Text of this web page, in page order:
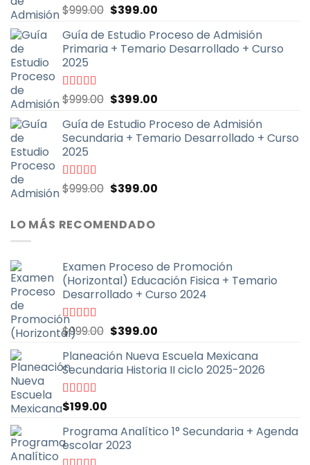
Valorado
con
5
$999.00 El
original
era:
$399.00El
actual
es:
Guía de Estudio Proceso de Admisión
Primaria + Temario Desarrollado + Curso
2025
Valorado
con
5
$999.00 El
original
era:
$399.00El
actual
es:
Guía de Estudio Proceso de Admisión
Secundaria + Temario Desarrollado + Curso
2025
Valorado
con
$999.00 El
original
era:
$399.00El
LO MÁS RECOMENDADO
Examen Proceso de Promoción
(Horizontal) Educación Fisica + Temario
Desarrollado + Curso 2024
Valorado
con
5
$999.00 El
original
era:
$399.00El
actual
es:
Planeación Nueva Escuela Mexicana
Secundaria Historia II ciclo 2025-2026
Valorado
5
$199.00
Programa Analítico 1° Secundaria + Agenda
escolar 2023